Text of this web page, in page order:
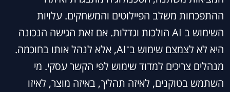
ההתפכחות משלב הפיילוטים והמשחקים. עלויות
השימוש ב AI הולכות וגדלות. אם זאת הגישה הנכונה
היא לא לצמצם שימוש ב־AI, אלא לנהל אותו בחוכמה.
מנהלים צריכים למדוד שימוש לפי הקשר עסקי. מי
השתמש בטוקנים, לאיזה תהליך, באיזה מוצר, לאיזו